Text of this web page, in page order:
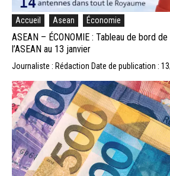
Accueil Asean Économie
ASEAN – ÉCONOMIE : Tableau de bord
l’ASEAN au 13 janvier
Journaliste : Rédaction Date de publication :